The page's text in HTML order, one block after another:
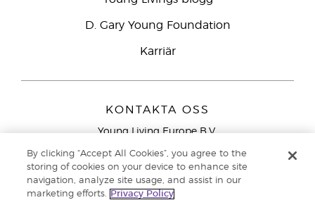
D. Gary Young Foundation
Karriär
KONTAKTA OSS
Young Living Europe B.V.
9727 AJ Groningen
Nederländerna
Kundtjänst – Avgiftsfritt lokalsamtal (ej från
By clicking “Accept All Cookies”, you agree to the
storing of cookies on your device to enhance site
navigation, analyze site usage, and assist in our
marketing efforts.
Privacy Policy